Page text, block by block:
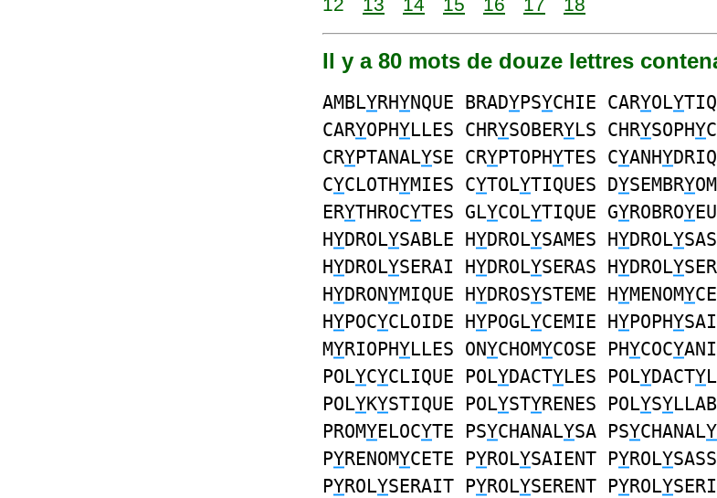
Il y a 80 mots de douze lettres
AMBLYRHYNQUE BRADYPSYCHIE CARYOLY
CARYOPHYLLES CHRYSOBERYLS CHRYSOPHY
CRYPTANALYSE CRYPTOPHYTES CYANHY
CYCLOTHYMIES CYTOLYTIQUES DYSEMBRY
ERYTHROCYTES GLYCOLYTIQUE GYROBROY
HYDROLYSABLE HYDROLYSAMES HYDROLY
HYDROLYSERAI HYDROLYSERAS HYDROLY
HYDRONYMIQUE HYDROSYSTEME HYMENOMY
HYPOCYCLOIDE HYPOGLYCEMIE HYPOPHY
MYRIOPHYLLES ONYCHOMYCOSE PHYCOCY
POLYCYCLIQUE POLYDACTYLES POLYDACTY
POLYKYSTIQUE POLYSTYRENES POLYSY
PROMYELOCYTE PSYCHANALYSA PSYCHANALY
PYRENOMYCETE PYROLYSAIENT PYROLY
PYROLYSERAIT PYROLYSERENT PYROLY